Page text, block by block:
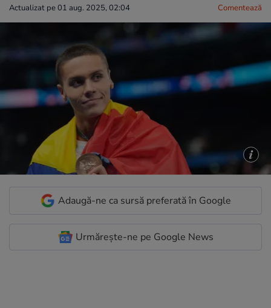
Actualizat pe 01 aug. 2025, 02:04 Comentează
Adaugă-ne ca sursă preferată în Google
Urmărește-ne pe Google News